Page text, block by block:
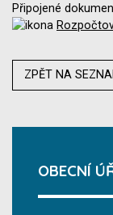
Připojené
ZPĚT NA
OBECNÍ